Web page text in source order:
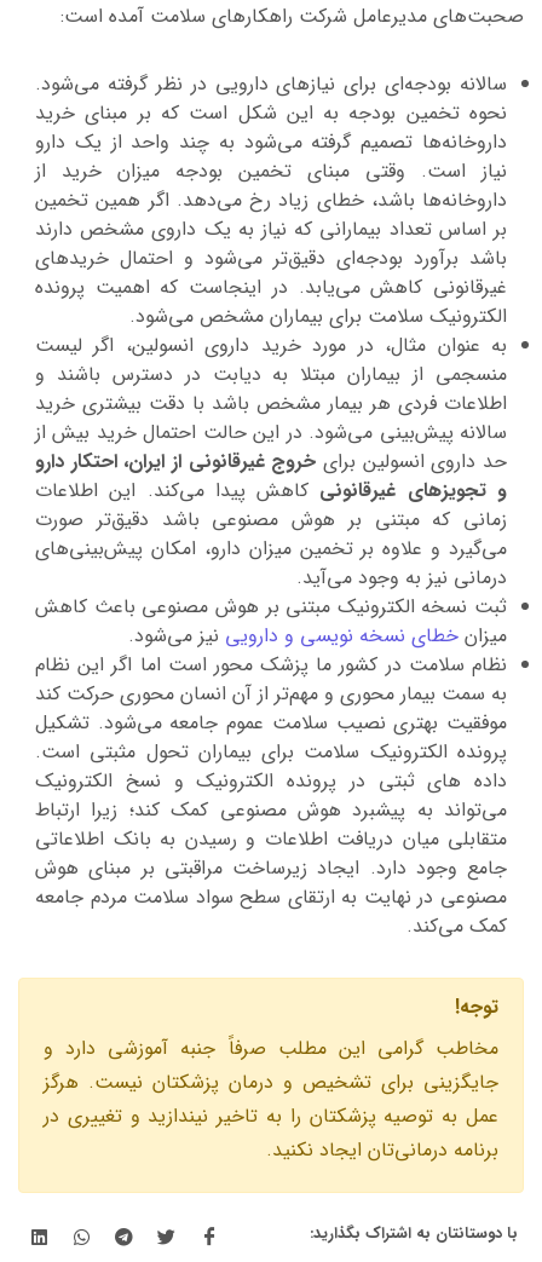
صحبت‌های مدیرعامل شرکت راهکارهای سلامت آمده است:
سالانه بودجه‌ای برای نیازهای دارویی در نظر گرفته می‌شود.
نحوه تخمین بودجه به این شکل است که بر مبنای خرید
داروخانه‌ها تصمیم گرفته می‌شود به چند واحد از یک دارو
نیاز است. وقتی مبنای تخمین بودجه میزان خرید از
داروخانه‌‌ها باشد، خطای زیاد رخ می‌دهد. اگر همین تخمین
بر اساس تعداد بیمارانی که نیاز به یک داروی مشخص دارند
باشد برآورد بودجه‌ای دقیق‌تر می‌شود و احتمال خریدهای
غیرقانونی کاهش می‌یابد. در اینجاست که اهمیت پرونده
الکترونیک سلامت برای بیماران مشخص می‌شود.
به‌ عنوان مثال، در مورد خرید داروی انسولین، اگر لیست
منسجمی از بیماران مبتلا به دیابت در دسترس باشند و
اطلاعات فردی هر بیمار مشخص باشد با دقت بیشتری خرید
سالانه پیش‌بینی می‌شود. در این حالت احتمال خرید بیش از
حد داروی انسولین برای خروج غیرقانونی از ایران، احتکار دارو
و تجویزهای غیرقانونی کاهش پیدا می‌کند. این اطلاعات
زمانی که مبتنی بر هوش مصنوعی باشد دقیق‌تر صورت
می‌گیرد و علاوه بر تخمین میزان دارو، امکان پیش‌بینی‌های
درمانی نیز به وجود می‌آید.
ثبت نسخه الکترونیک مبتنی بر هوش مصنوعی باعث کاهش
میزان خطای نسخه نویسی و دارویی نیز می‌شود.
نظام سلامت در کشور ما پزشک محور است اما اگر این نظام
به سمت بیمار محوری و مهم‌تر از آن انسان محوری حرکت کند
موفقیت بهتری نصیب سلامت عموم جامعه می‌شود. تشکیل
پرونده الکترونیک سلامت برای بیماران تحول مثبتی است.
داده های ثبتی در پرونده الکترونیک و نسخ الکترونیک
می‌تواند به پیشبرد هوش مصنوعی کمک کند؛ زیرا ارتباط
متقابلی میان دریافت اطلاعات و رسیدن به بانک اطلاعاتی
جامع وجود دارد. ایجاد زیرساخت مراقبتی بر مبنای هوش
مصنوعی در نهایت به ارتقای سطح سواد سلامت مردم جامعه
کمک می‌کند.
توجه!
مخاطب گرامى اين مطلب صرفاً جنبه آموزشى دارد و
جايگزينى براى تشخيص و درمان پزشكتان نيست. هرگز
عمل به توصيه پزشكتان را به تاخير نيندازيد و تغييرى در
برنامه درمانی‌تان ايجاد نكنيد.
با دوستانتان به اشتراک بگذارید: